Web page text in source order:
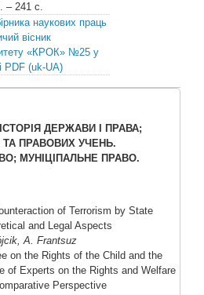
– 241 с.
наукових праць
вісник
«КРОК» №25 у
PDF (uk-UA)
ДЕРЖАВИ І ПРАВА;
ТА ПРАВОВИХ УЧЕНЬ.
МУНІЦІПАЛЬНЕ ПРАВО.
of Terrorism by State
and Legal Aspects
A. Frantsuz
on the Rights of the Child and the
of Experts on the Rights and Welfare
Perspective